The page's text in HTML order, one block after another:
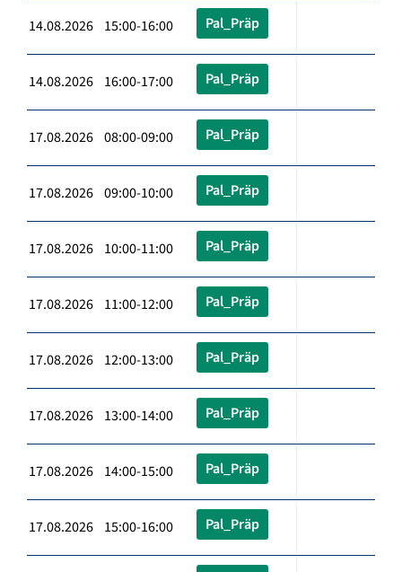
14.08.2026 15:00-16:00 Pal_Präp
14.08.2026 16:00-17:00 Pal_Präp
17.08.2026 08:00-09:00 Pal_Präp
17.08.2026 09:00-10:00 Pal_Präp
17.08.2026 10:00-11:00 Pal_Präp
17.08.2026 11:00-12:00 Pal_Präp
17.08.2026 12:00-13:00 Pal_Präp
17.08.2026 13:00-14:00 Pal_Präp
17.08.2026 14:00-15:00 Pal_Präp
17.08.2026 15:00-16:00 Pal_Präp